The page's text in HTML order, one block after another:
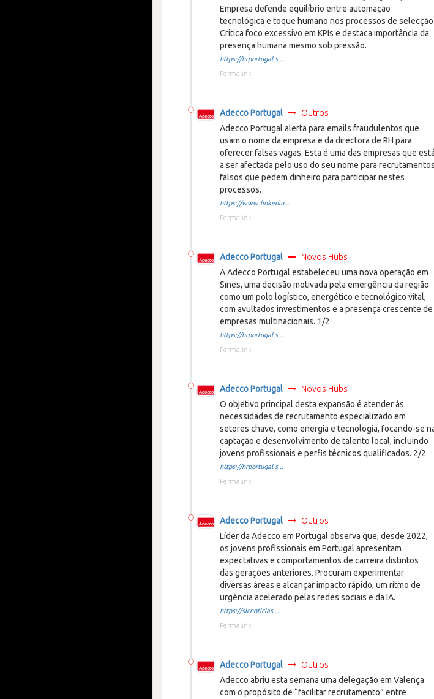
Empresa defende equilíbrio entre automação
tecnológica e toque humano nos processos de selecção.
Critica foco excessivo em KPIs e destaca importância da
presença humana mesmo sob pressão.
https://hrportugal.s...
Permalink
Adecco Portugal
Outros
Adecco Portugal alerta para emails fraudulentos que
usam o nome da empresa e da directora de RH para
oferecer falsas vagas. Esta é uma das empresas que está
a ser afectada pelo uso do seu nome para recrutamentos
falsos que pedem dinheiro para participar nestes
processos.
https://www.linkedin...
Permalink
Adecco Portugal
Novos Hubs
A Adecco Portugal estabeleceu uma nova operação em
Sines, uma decisão motivada pela emergência da região
como um polo logístico, energético e tecnológico vital,
com avultados investimentos e a presença crescente de
empresas multinacionais. 1/2
https://hrportugal.s...
Permalink
Adecco Portugal
Novos Hubs
O objetivo principal desta expansão é atender às
necessidades de recrutamento especializado em
setores chave, como energia e tecnologia, focando-se
captação e desenvolvimento de talento local, incluindo
jovens profissionais e perfis técnicos qualificados. 2/2
https://hrportugal.s...
Permalink
Adecco Portugal
Outros
Líder da Adecco em Portugal observa que, desde 2022,
os jovens profissionais em Portugal apresentam
expectativas e comportamentos de carreira distintos
das gerações anteriores. Procuram experimentar
diversas áreas e alcançar impacto rápido, um ritmo de
urgência acelerado pelas redes sociais e da IA.
https://sicnoticias....
Permalink
Adecco Portugal
Outros
Adecco abriu esta semana uma delegação em Valença
com o propósito de “facilitar recrutamento” entre